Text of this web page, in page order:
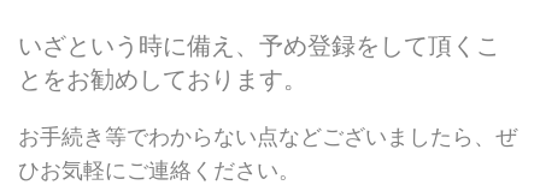
いざという時に備え、予め登録をして頂くこ
とをお勧めしております。
お手続き等でわからない点などございましたら、ぜ
ひお気軽にご連絡ください。